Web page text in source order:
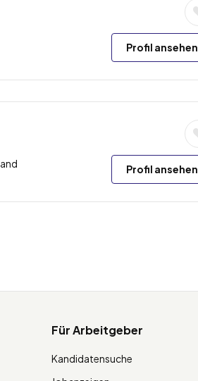
Profil ansehen
Profil ansehen
Für Arbeitgeber
Kandidatensuche